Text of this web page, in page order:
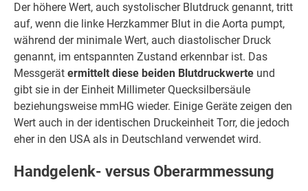
Der höhere Wert, auch systolischer Blutdruck genannt, tritt
auf, wenn die linke Herzkammer Blut in die Aorta pumpt,
während der minimale Wert, auch diastolischer Druck
genannt, im entspannten Zustand erkennbar ist. Das
Messgerät ermittelt diese beiden Blutdruckwerte und
gibt sie in der Einheit Millimeter Quecksilbersäule
beziehungsweise mmHG wieder. Einige Geräte zeigen den
Wert auch in der identischen Druckeinheit Torr, die jedoch
eher in den USA als in Deutschland verwendet wird.
Handgelenk- versus Oberarmmessung